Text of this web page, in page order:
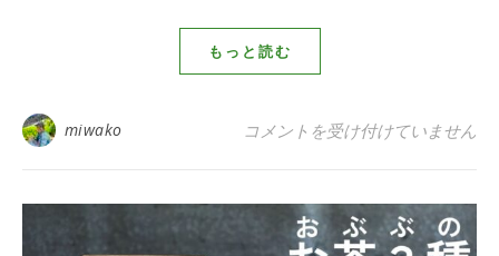
もっと読む
miwako 京都駅から和束までの直通シャ
コメントを受け付けていません